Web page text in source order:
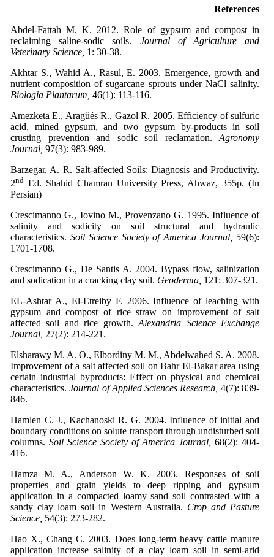
References
Abdel-Fattah M. K. 2012. Role of gypsum and compost in
reclaiming saline-sodic soils. Journal of Agriculture and
Veterinary Science, 1: 30-38.
Akhtar S., Wahid A., Rasul, E. 2003. Emergence, growth and
nutrient composition of sugarcane sprouts under NaCl salinity.
Biologia Plantarum, 46(1): 113-116.
Amezketa E., Aragüés R., Gazol R. 2005. Efficiency of sulfuric
acid, mined gypsum, and two gypsum by-products in soil
crusting prevention and sodic soil reclamation. Agronomy
Journal, 97(3): 983-989.
Barzegar, A. R. Salt-affected Soils: Diagnosis and Productivity.
2nd Ed. Shahid Chamran University Press, Ahwaz, 355p. (In
Persian)
Crescimanno G., Iovino M., Provenzano G. 1995. Influence of
salinity and sodicity on soil structural and hydraulic
characteristics. Soil Science Society of America Journal,
59(6):
1701-1708.
Crescimanno G., De Santis A. 2004. Bypass flow, salinization
and sodication in a cracking clay soil. Geoderma, 121: 307-321.
EL-Ashtar A., El-Etreiby F. 2006. Influence of leaching with
gypsum and compost of rice straw on improvement of salt
affected soil and rice growth.Alexandria Science Exchange
Journal, 27(2): 214-221.
Elsharawy M. A. O., Elbordiny M. M., Abdelwahed S. A. 2008.
Improvement of a salt affected soil on Bahr El-Bakar area using
certain industrial byproducts: Effect on physical and chemical
characteristics.Journal of Applied Sciences Research, 4(7): 839-
846.
Hamlen C. J., Kachanoski R. G. 2004. Influence of initial and
boundary conditions on solute transport through undisturbed soil
columns. Soil Science Society of America Journal, 68(2): 404-
416.
Hamza M. A., Anderson W. K. 2003. Responses of soil
properties and grain yields to deep ripping and gypsum
application in a compacted loamy sand soil contrasted with a
sandy clay loam soil in Western Australia. Crop and Pasture
Science, 54(3): 273-282.
Hao X., Chang C. 2003. Does long-term heavy cattle manure
application increase salinity of a clay loam soil in semi-arid